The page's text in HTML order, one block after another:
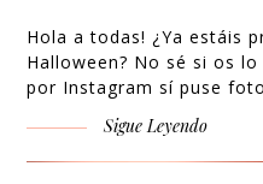
Hola a todas! ¿Ya estáis
Halloween? No sé si os
por Instagram sí puse
Sigue Leyendo